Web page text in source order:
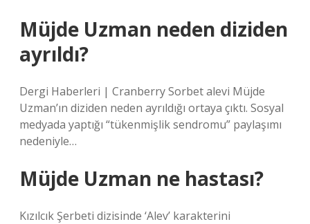
Müjde Uzman neden diziden
ayrıldı?
Dergi Haberleri | Cranberry Sorbet alevi Müjde
Uzman’ın diziden neden ayrıldığı ortaya çıktı. Sosyal
medyada yaptığı “tükenmişlik sendromu” paylaşımı
nedeniyle…
Müjde Uzman ne hastası?
Kızılcık Şerbeti dizisinde ‘Alev’ karakterini